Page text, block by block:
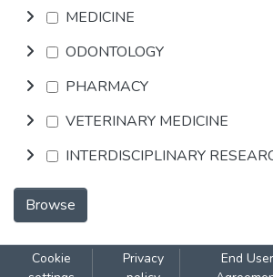
MEDICINE
ODONTOLOGY
PHARMACY
VETERINARY MEDICINE
INTERDISCIPLINARY
Browse
Cookie
Privacy
End User